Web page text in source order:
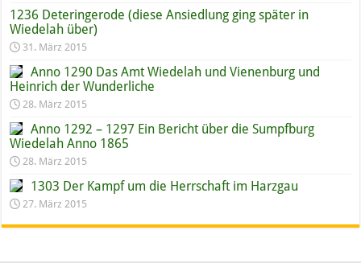
1236 Deteringerode (diese Ansiedlung ging später in
Wiedelah über)
31. März 2015
Anno 1290 Das Amt Wiedelah und Vienenburg und
Heinrich der Wunderliche
28. März 2015
Anno 1292 – 1297 Ein Bericht über die Sumpfburg
Wiedelah Anno 1865
28. März 2015
1303 Der Kampf um die Herrschaft im Harzgau
27. März 2015